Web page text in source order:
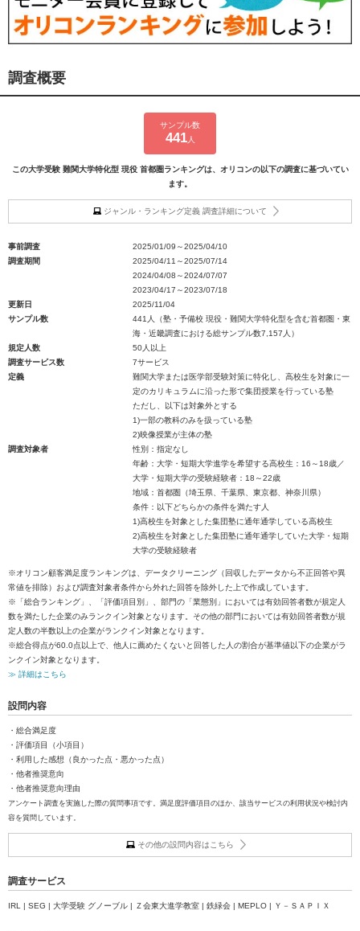
調査概要
サンプル数
441人
この大学受験 難関大学特化型 現役 首都圏ランキングは、オリコンの以下の調査に基づいてい
ます。
ジャンル・ランキング定義 調査詳細について
事前調査
2025/01/09～2025/04/10
調査期間
2025/04/11～2025/07/14
2024/04/08～2024/07/07
2023/04/17～2023/07/18
更新日
2025/11/04
サンプル数
441人（塾・予備校 現役・難関大学特化型を含む首都圏・東
海・近畿調査における総サンプル数7,157人）
規定人数
50人以上
調査サービス数
7サービス
定義
難関大学または医学部受験対策に特化し、高校生を対象に一
定のカリキュラムに沿った形で集団授業を行っている塾
ただし、以下は対象外とする
1)一部の教科のみを扱っている塾
2)映像授業が主体の塾
調査対象者
性別：指定なし
年齢：大学・短期大学進学を希望する高校生：16～18歳／
大学・短期大学の受験経験者：18～22歳
地域：首都圏（埼玉県、千葉県、東京都、神奈川県）
条件：以下どちらかの条件を満たす人
1)高校生を対象とした集団塾に通年通学している高校生
2)高校生を対象とした集団塾に通年通学していた大学・短期
大学の受験経験者
※オリコン顧客満足度ランキングは、データクリーニング（回収したデータから不正回答や異
常値を排除）および調査対象者条件から外れた回答を除外した上で作成しています。
※「総合ランキング」、「評価項目別」、部門の「業態別」においては有効回答者数が規定人
数を満たした企業のみランクイン対象となります。その他の部門においては有効回答者数が規
定人数の半数以上の企業がランクイン対象となります。
※総合得点が60.0点以上で、他人に薦めたくないと回答した人の割合が基準値以下の企業がラ
ンクイン対象となります。
≫ 詳細はこちら
設問内容
・総合満足度
・評価項目（小項目）
・利用した感想（良かった点・悪かった点）
・他者推奨意向
・他者推奨意向理由
アンケート調査を実施した際の質問事項です。満足度評価項目のほか、該当サービスの利用状況や検討内
容を質問しています。
その他の設問内容はこちら
調査サービス
IRL | SEG | 大学受験 グノーブル | Ｚ会東大進学教室 | 鉄緑会 | MEPLO | Ｙ－ＳＡＰＩＸ